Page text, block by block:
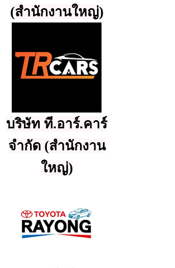
(สำนักงานใหญ่)
บริษัท ที.อาร์.คาร์
จำกัด (สำนักงาน
ใหญ่)